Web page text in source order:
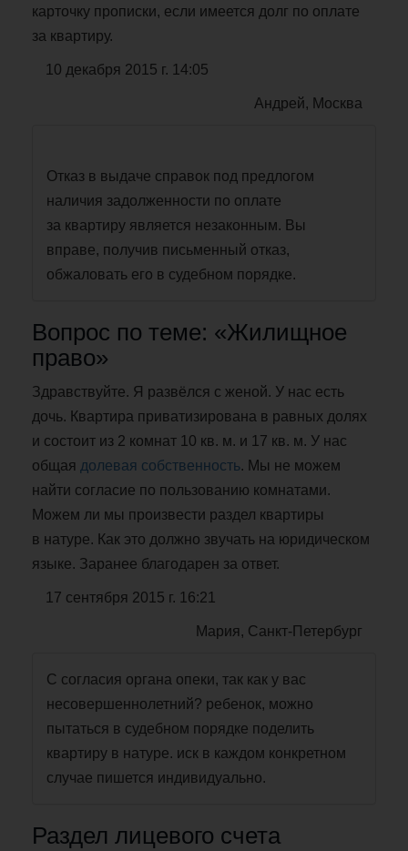
карточку прописки, если имеется долг по оплате
за квартиру.
10 декабря 2015 г. 14:05
Андрей, Москва
Отказ в выдаче справок под предлогом
наличия задолженности по оплате
за квартиру является незаконным. Вы
вправе, получив письменный отказ,
обжаловать его в судебном порядке.
Вопрос по теме: «Жилищное
право»
Здравствуйте. Я развёлся с женой. У нас есть
дочь. Квартира приватизирована в равных долях
и состоит из 2 комнат 10 кв. м. и 17 кв. м. У нас
общая долевая собственность. Мы не можем
найти согласие по пользованию комнатами.
Можем ли мы произвести раздел квартиры
в натуре. Как это должно звучать на юридическом
языке. Заранее благодарен за ответ.
17 сентября 2015 г. 16:21
Мария, Санкт-Петербург
С согласия органа опеки, так как у вас
несовершеннолетний? ребенок, можно
пытаться в судебном порядке поделить
квартиру в натуре. иск в каждом конкретном
случае пишется индивидуально.
Раздел лицевого счета